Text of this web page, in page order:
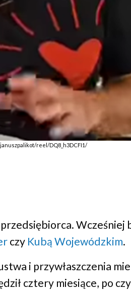
reel/DQ8_h3DCFI1/
Wcześniej
czy Kubą Wojewódzkim.
i przywłaszczenia
cztery miesiące, po